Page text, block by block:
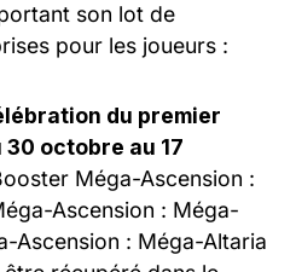
son lot de
pour les joueurs :
du premier
octobre au 17
Méga-Ascension :
Ascension : Méga-
Ascension : Méga-Altaria